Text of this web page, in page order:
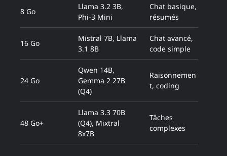
8 Go
Llama 3.2 3B,
Phi-3 Mini
Chat basique,
résumés
16 Go
Mistral 7B, Llama
3.1 8B
Chat avancé,
code simple
24 Go
Qwen 14B,
Gemma 2 27B
(Q4)
Raisonnemen
t, coding
48 Go+
Llama 3.3 70B
(Q4), Mixtral
8x7B
Tâches
complexes